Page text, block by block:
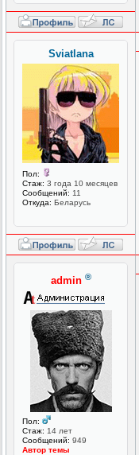
Sviatlana
Пол:
Стаж: 3 года 10 месяцев
Сообщений: 11
Откуда: Беларусь
admin ®
Пол:
Стаж: 14 лет
Сообщений: 949
Автор темы